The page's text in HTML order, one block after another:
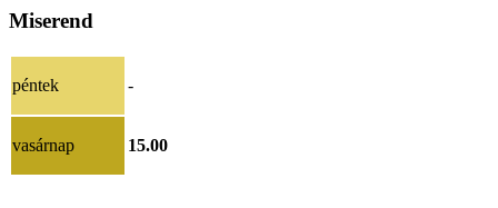
Miserend
péntek -
vasárnap 15.00